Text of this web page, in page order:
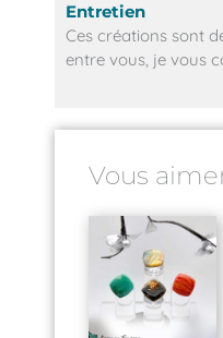
Entretien
Ces créations sont
entre vous, je vous
Vous